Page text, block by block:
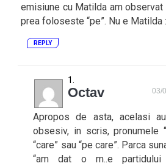
emisiune cu Matilda am observat
prea foloseste “pe”. Nu e Matilda
REPLY
Octav 03/
Apropos de asta, acelasi
obsesiv, in scris, pronumele
“care” sau “pe care”. Parca
“am dat o m..e